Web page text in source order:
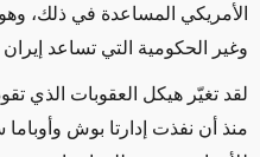
الأمريكي المساعدة في ذلك،
وغير الحكومية التي تساعد
لقد تغيّر هيكل العقوبات الذي
منذ أن نفذت إدارتا بوش وأوباما